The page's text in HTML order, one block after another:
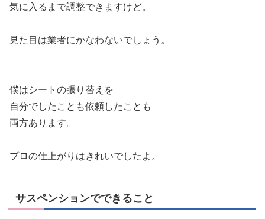
気に入るまで調整できますけど。
見た目は業者にかなわないでしょう。
僕はシートの張り替えを
自分でしたことも依頼したことも
両方あります。
プロの仕上がりはきれいでしたよ。
サスペンションでできること